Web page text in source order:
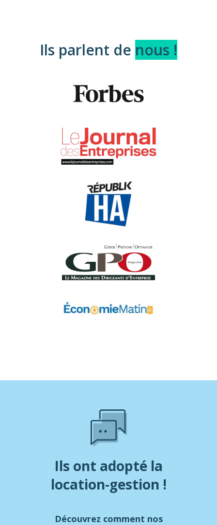
Ils parlent de nous !
Ils ont adopté la
location-gestion !
Découvrez comment nos